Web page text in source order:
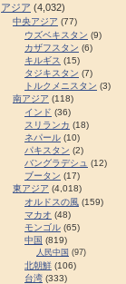
アジア (4,032)
中央アジア (77)
ウズベキスタン (9)
カザフスタン (6)
キルギス (15)
タジキスタン (7)
トルクメニスタン (3)
南アジア (118)
インド (36)
スリランカ (18)
ネパール (10)
パキスタン (2)
バングラデシュ (12)
ブータン (17)
東アジア (4,018)
オルドスの風 (159)
マカオ (48)
モンゴル (65)
中国 (819)
人民中国 (97)
北朝鮮 (106)
台湾 (333)